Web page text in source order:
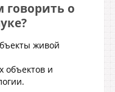
говорить о
живой
объектов и